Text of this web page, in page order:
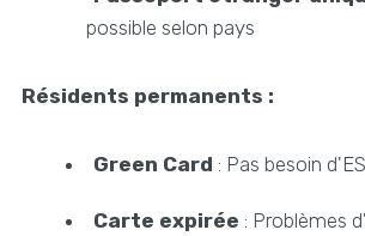
possible selon pays
Résidents permanents :
Green Card : Pas besoin
Carte expirée : Problèmes